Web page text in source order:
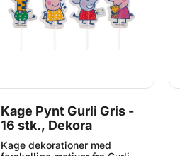
Kage Pynt Gurli Gris -
16 stk., Dekora
Kage dekorationer med